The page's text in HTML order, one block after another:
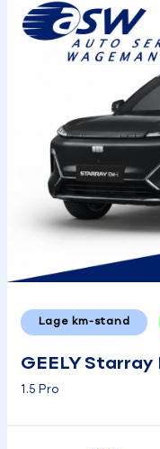
Lage km-stand
GEELY Starray
1.5 Pro